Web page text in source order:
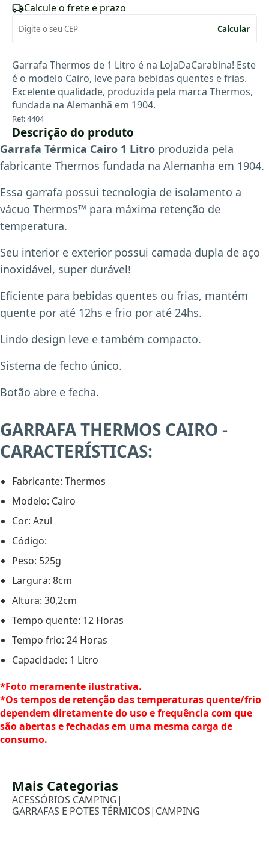
Calcule o frete e prazo
Calcular
Garrafa Thermos de 1 Litro é na LojaDaCarabina! Este
é o modelo Cairo, leve para bebidas quentes e frias.
Excelente qualidade, produzida pela marca Thermos,
fundada na Alemanhã em 1904.
Ref: 4404
Descrição do produto
Garrafa Térmica Cairo 1 Litro produzida pela
fabricante Thermos fundada na Alemanha em 1904.
Essa garrafa possui tecnologia de isolamento a
vácuo Thermos™ para máxima retenção de
temperatura.
Seu interior e exterior possui camada dupla de aço
inoxidável, super durável!
Eficiente para bebidas quentes ou frias, mantém
quente por até 12hs e frio por até 24hs.
Lindo design leve e também compacto.
Sistema de fecho único.
Botão abre e fecha.
GARRAFA THERMOS CAIRO -
CARACTERÍSTICAS:
Fabricante: Thermos
Modelo: Cairo
Cor: Azul
Código:
Peso: 525g
Largura: 8cm
Altura: 30,2cm
Tempo quente: 12 Horas
Tempo frio: 24 Horas
Capacidade: 1 Litro
*Foto meramente ilustrativa.
*Os tempos de retenção das temperaturas quente/frio
dependem diretamente do uso e frequência com que
são abertas e fechadas em uma mesma carga de
consumo.
Mais Categorias
ACESSÓRIOS CAMPING|
GARRAFAS E POTES TÉRMICOS| CAMPING